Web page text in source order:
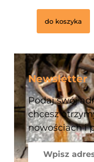
do koszyka
Newsletter
Podaj swój
chcesz
nowościach i